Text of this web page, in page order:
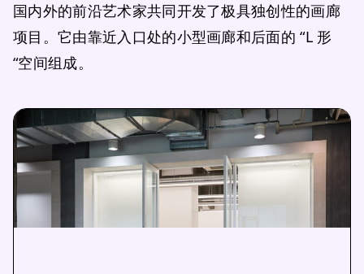
国内外的前沿艺术家共同开发了极具独创性的画廊
项目。它由靠近入口处的小型画廊和后面的 “L 形
“空间组成。